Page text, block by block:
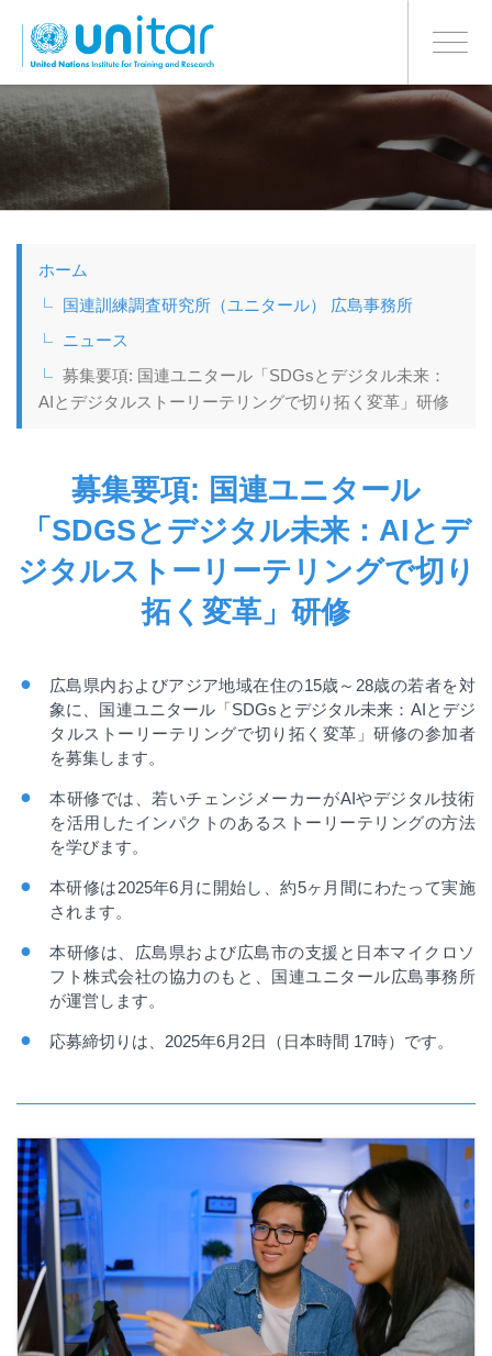
イ
ン
テ
Toggle
日本語BONN OFFICE
ホーム
国連訓練調査研究所（ユニタール） 広島事務所
ニュース
募集要項: 国連ユニタール「SDGsとデジタル未来：
AIとデジタルストーリーテリングで切り拓く変革」研修
募集要項: 国連ユニタール
「SDGSとデジタル未来：AIとデ
ジタルストーリーテリングで切り
拓く変革」研修
広島県内およびアジア地域在住の15歳～ 28歳の若者を対
象に、国連ユニタール「SDGs とデジタル未来： AIとデジ
タルストーリーテリングで切り拓く変革」研修の参加者
を募集します。
本研修では、若いチェンジメーカーがAIやデジタル技術
を活用したインパクトのあるストーリーテリングの方法
を学びます。
本研修は2025年6 月に開始し、約5ヶ月間にわたって実施
されます。
本研修は、広島県および広島市の支援と日本マイクロソ
フト株式会社の協力のもと、国連ユニタール広島事務所
が運営します。
応募締切りは、 2025年6月2日（日本時間 17時）です。